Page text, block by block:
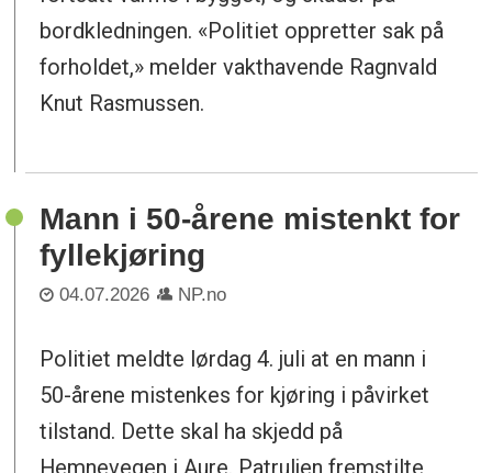
bordkledningen. «Politiet oppretter sak på
forholdet,» melder vakthavende Ragnvald
Knut Rasmussen.
Mann i 50-årene mistenkt for
fyllekjøring
04.07.2026 NP.no
Politiet meldte lørdag 4. juli at en mann i
50-årene mistenkes for kjøring i påvirket
tilstand. Dette skal ha skjedd på
Hemnevegen i Aure. Patruljen fremstilte